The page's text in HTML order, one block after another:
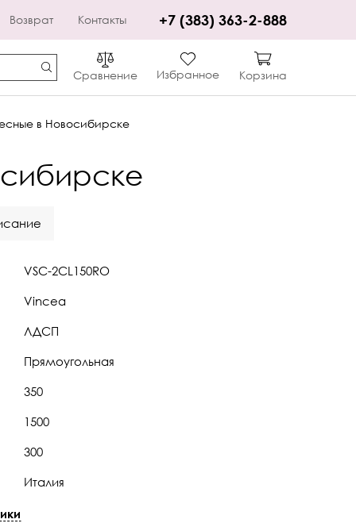
Возврат Контакты +7 (383) 363-2-888
Сравнение Избранное Корзина
в Новосибирске
VSC-2CL150RO
Vincea
ЛДСП
Прямоугольная
350
1500
300
Италия